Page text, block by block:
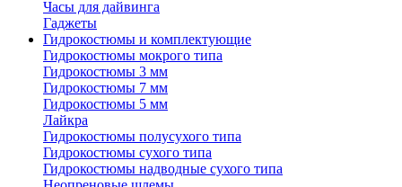
Часы для дайвинга
Гаджеты
Гидрокостюмы и комплектующие
Гидрокостюмы мокрого типа
Гидрокостюмы 3 мм
Гидрокостюмы 7 мм
Гидрокостюмы 5 мм
Лайкра
Гидрокостюмы полусухого типа
Гидрокостюмы сухого типа
Гидрокостюмы надводные сухого типа